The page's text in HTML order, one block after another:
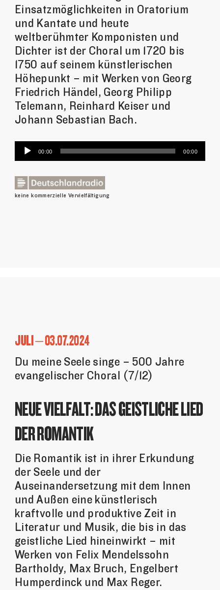
Einsatzmöglichkeiten in Oratorium
und Kantate und heute
weltberühmter Komponisten und
Dichter ist der Choral um 1720 bis
1750 auf seinem künstlerischen
Höhepunkt – mit Werken von Georg
Friedrich Händel, Georg Philipp
Telemann, Reinhard Keiser und
Johann Sebastian Bach.
Audio-
Player
00:00 00:00
keine kommerzielle Vervielfältigung
JULI – 03.07.2024
Du meine Seele singe – 500 Jahre
evangelischer Choral (7/12)
NEUE VIELFALT: DAS GEISTLICHE LIED
DER ROMANTIK
Die Romantik ist in ihrer Erkundung
der Seele und der
Auseinandersetzung mit dem Innen
und Außen eine künstlerisch
kraftvolle und produktive Zeit in
Literatur und Musik, die bis in das
geistliche Lied hineinwirkt – mit
Werken von Felix Mendelssohn
Bartholdy, Max Bruch, Engelbert
Humperdinck und Max Reger.